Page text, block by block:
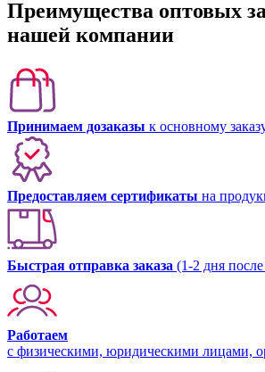
Преимущества оптовых
нашей компании
Принимаем дозаказы к основному
Предоставляем сертификаты на
Быстрая отправка заказа (1-2 дня
Работаем
с физическими, юридическими лицами,